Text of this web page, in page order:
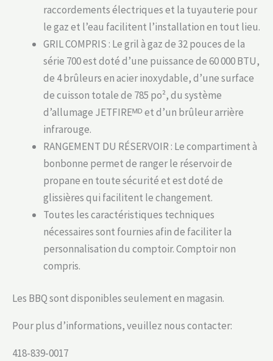
raccordements électriques et la tuyauterie pour
le gaz et l’eau facilitent l’installation en tout lieu.
GRIL COMPRIS : Le gril à gaz de 32 pouces de la
série 700 est doté d’une puissance de 60 000 BTU,
de 4 brûleurs en acier inoxydable, d’une surface
de cuisson totale de 785 po², du système
d’allumage JETFIREᴹᴰ et d’un brûleur arrière
infrarouge.
RANGEMENT DU RÉSERVOIR : Le compartiment à
bonbonne permet de ranger le réservoir de
propane en toute sécurité et est doté de
glissières qui facilitent le changement.
Toutes les caractéristiques techniques
nécessaires sont fournies afin de faciliter la
personnalisation du comptoir. Comptoir non
compris.
Les BBQ sont disponibles seulement en magasin.
Pour plus d’informations, veuillez nous contacter:
418-839-0017